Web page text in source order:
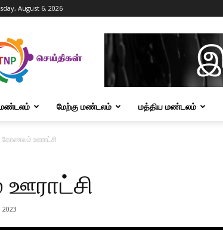
August 6, 2026
Tnpanchayat
மேற்கு மண்டலம் மத்திய மண்டலம்
கோணலம் ஊராட்சி